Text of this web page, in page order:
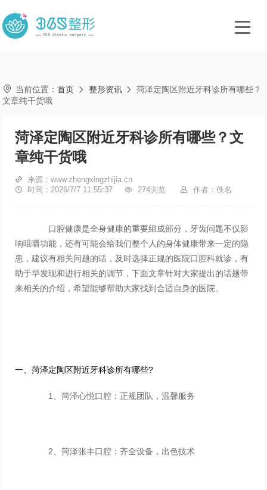
 当前位置：首页  整形资讯 
菏泽定陶区附近牙科诊所有哪些？
文章纯干货哦
菏泽定陶区附近牙科诊所有哪些？文
章纯干货哦
 来源：www.zhengxingzhijia.cn
 时间：2026/7/7 11:55:37  274浏览  作者：佚名
口腔健康是全身健康的重要组成部分，牙齿问题不仅影
响咀嚼功能，还有可能会给我们整个人的身体健康带来一定的隐
患，建议有相关问题的话，及时选择正规的医院口腔科就诊，有
助于早发现和进行相关的调节，下面文章针对大家提出的话题带
来相关的介绍，希望能够帮助大家找到合适自身的医院。
一、菏泽定陶区附近牙科诊所有哪些?
1、菏泽心悦口腔：正规团队，温馨服务
2、菏泽张丰口腔：齐全设备，出色技术